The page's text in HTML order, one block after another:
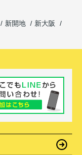
新開地
新大阪